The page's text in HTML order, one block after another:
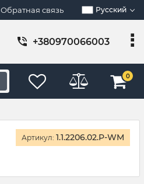
Обратная связь Русский
+380970066003
0
Артикул: 1.1.2206.02.P-WM